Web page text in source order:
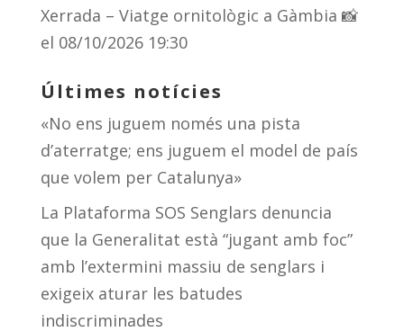
Xerrada – Viatge ornitològic a Gàmbia 📸
el 08/10/2026 19:30
Últimes notícies
«No ens juguem només una pista
d’aterratge; ens juguem el model de país
que volem per Catalunya»
La Plataforma SOS Senglars denuncia
que la Generalitat està “jugant amb foc”
amb l’extermini massiu de senglars i
exigeix aturar les batudes
indiscriminades